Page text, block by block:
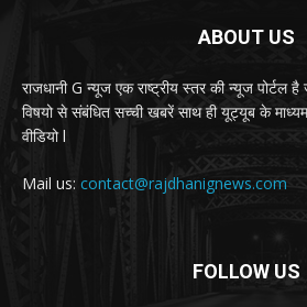
ABOUT US
राजधानी G न्यूज एक राष्ट्रीय स्तर की न्यूज पोर्टल है
विषयो से संबंधित सच्ची खबरें साथ ही यूट्यूब के
वीडियो l
Mail us: contact@rajdhanignews.com
FOLLOW US